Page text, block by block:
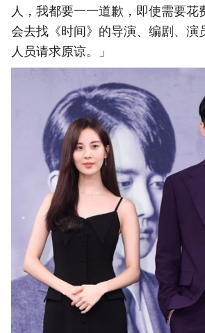
人，我都要一一道歉，即使需要花
会去找《时间》的导演、编剧、演
人员请求原谅。」